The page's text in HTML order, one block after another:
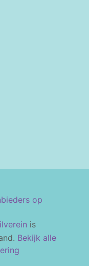
is
Bekijk alle